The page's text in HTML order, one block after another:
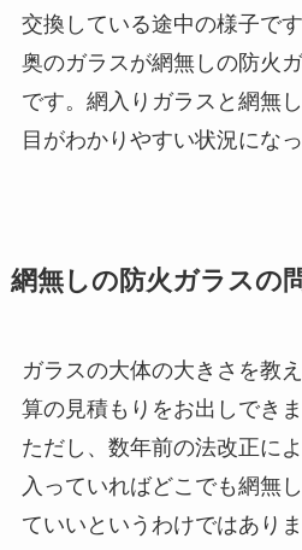
交換している途中の様子です
奥のガラスが網無しの防火
です。網入りガラスと網無
目がわかりやすい状況になっ
網無しの防火ガラスの
ガラスの大体の大きさを教
算の見積もりをお出しできま
ただし、数年前の法改正に
入っていればどこでも網無
ていいというわけではあり